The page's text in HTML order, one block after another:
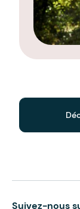
Suivez-nous